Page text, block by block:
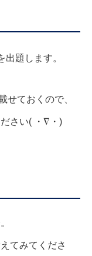
題します。
せておくので、
さい( ・∇・)
てみてくださ